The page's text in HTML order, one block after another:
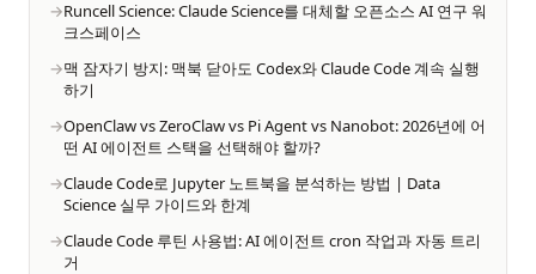
Runcell Science: Claude Science를 대체할 오픈소스 AI 연구 워
크스페이스
맥 잠자기 방지: 맥북 닫아도 Codex와 Claude Code 계속 실행
하기
OpenClaw vs ZeroClaw vs Pi Agent vs Nanobot: 2026년에 어
떤 AI 에이전트 스택을 선택해야 할까?
Claude Code로 Jupyter 노트북을 분석하는 방법 | Data
Science 실무 가이드와 한계
Claude Code 루틴 사용법: AI 에이전트 cron 작업과 자동 트리
거